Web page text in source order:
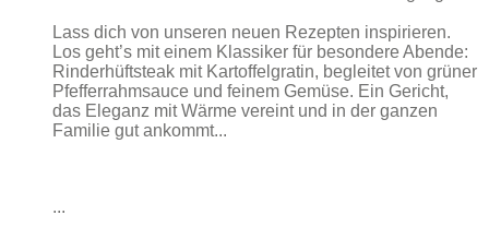
Lass dich von unseren neuen Rezepten inspirieren.
Los geht’s mit einem Klassiker für besondere Abende:
Rinderhüftsteak mit Kartoffelgratin, begleitet von grüner
Pfefferrahmsauce und feinem Gemüse. Ein Gericht,
das Eleganz mit Wärme vereint und in der ganzen
Familie gut ankommt...
...